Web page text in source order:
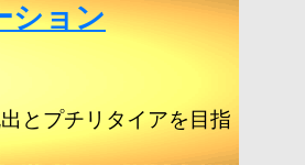
ション
とプチリタイアを目指